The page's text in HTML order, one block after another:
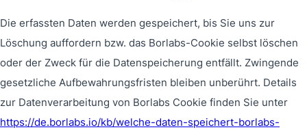
Die erfassten Daten werden gespeichert, bis Sie uns zur
Löschung auffordern bzw. das Borlabs-Cookie selbst löschen
oder der Zweck für die Datenspeicherung entfällt. Zwingende
gesetzliche Aufbewahrungsfristen bleiben unberührt. Details
zur Datenverarbeitung von Borlabs Cookie finden Sie unter
https://de.borlabs.io/kb/welche-daten-speichert-borlabs-